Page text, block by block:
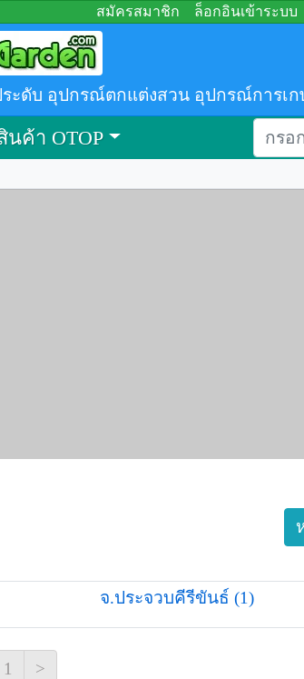
สมัครสมาชิก ล็อกอินเข้าระบบ
ดับ อุปกรณ์ตกแต่งสวน อุปกรณ์การเก
นค้า OTOP
จ.ประจวบคีรีขันธ์ (1)
1 >